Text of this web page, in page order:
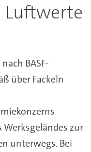
Luftwerte
BASF-
über Fackeln
zur
unterwegs. Bei